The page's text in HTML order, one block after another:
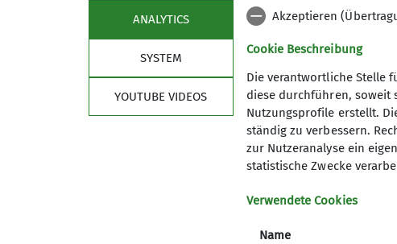
Einzelheiten zur Wanderung können
Wichtige Hinweise:
Rechtzeitige Anmeldung bei der
Gäste sind herzlich willkommen,
Mitwandern ist die Mitgliedschaft im
Die Teilnahme an allen
soweit sie nicht durch die
beauftragten Personen nicht geltend
Vorträge
Anmeldung
ANALYTICS
SYSTEM
YOUTUBE VIDEOS
Akzeptieren
Cookie Beschreibung
Die verantwortliche Stelle
diese durchführen, soweit
Nutzungsprofile erstellt.
ständig zu verbessern.
zur Nutzeranalyse ein
statistische Zwecke
Verwendete Cookies
Name